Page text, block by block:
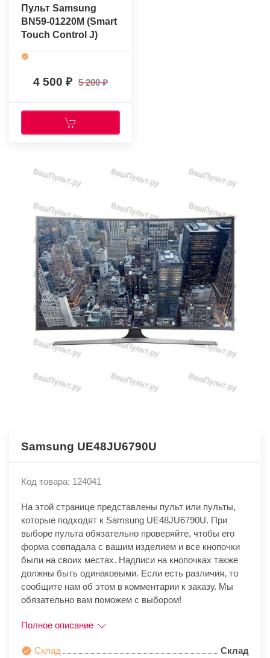
Пульт Samsung
BN59-01220M (Smart
Touch Control J)
4 500 5 200
Samsung UE48JU6790U
Код товара: 124041
На этой странице представлены пульт или пульты,
которые подходят к Samsung UE48JU6790U. При
выборе пульта обязательно проверяйте, чтобы его
форма совпадала с вашим изделием и все кнопочки
были на своих местах. Надписи на кнопочках также
должны быть одинаковыми. Если есть различия, то
сообщите нам об этом в комментарии к заказу. Мы
обязательно вам поможем с выбором!
Полное описание
Склад Склад